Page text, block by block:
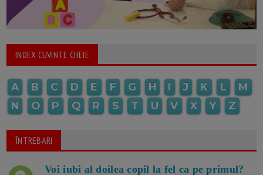
INDEX CUVINTE CHEIE
A B C D E F G H I J K L
M
N
O P Q R S T U V X Y Z
ÎNTREBARI
Voi iubi al doilea copil la fel ca pe primul?